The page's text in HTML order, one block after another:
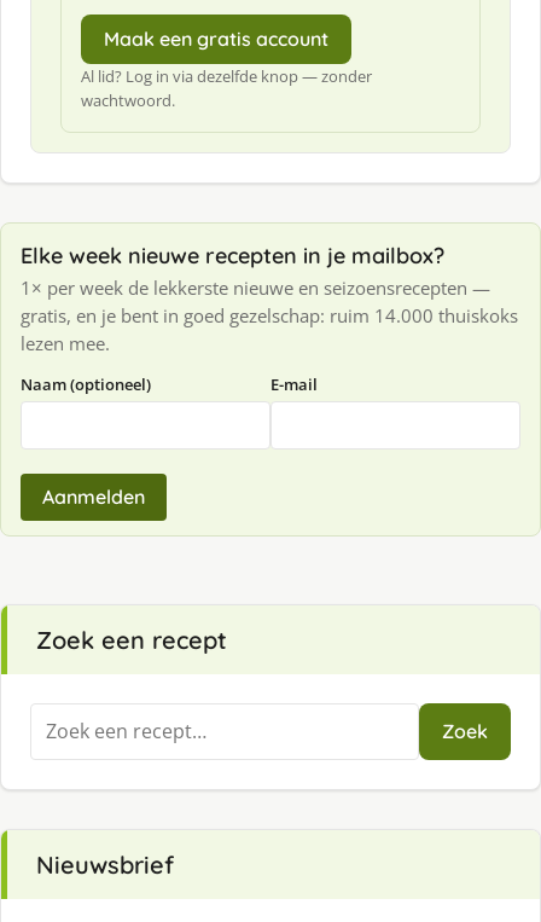
Maak een gratis account
Al lid? Log in via dezelfde knop — zonder
wachtwoord.
Elke week nieuwe recepten in je mailbox?
1× per week de lekkerste nieuwe en seizoensrecepten —
gratis, en je bent in goed gezelschap: ruim 14.000 thuiskoks
lezen mee.
Naam (optioneel) E-mail
Aanmelden
Zoek een recept
Zoeken
naar:
Zoek
Nieuwsbrief